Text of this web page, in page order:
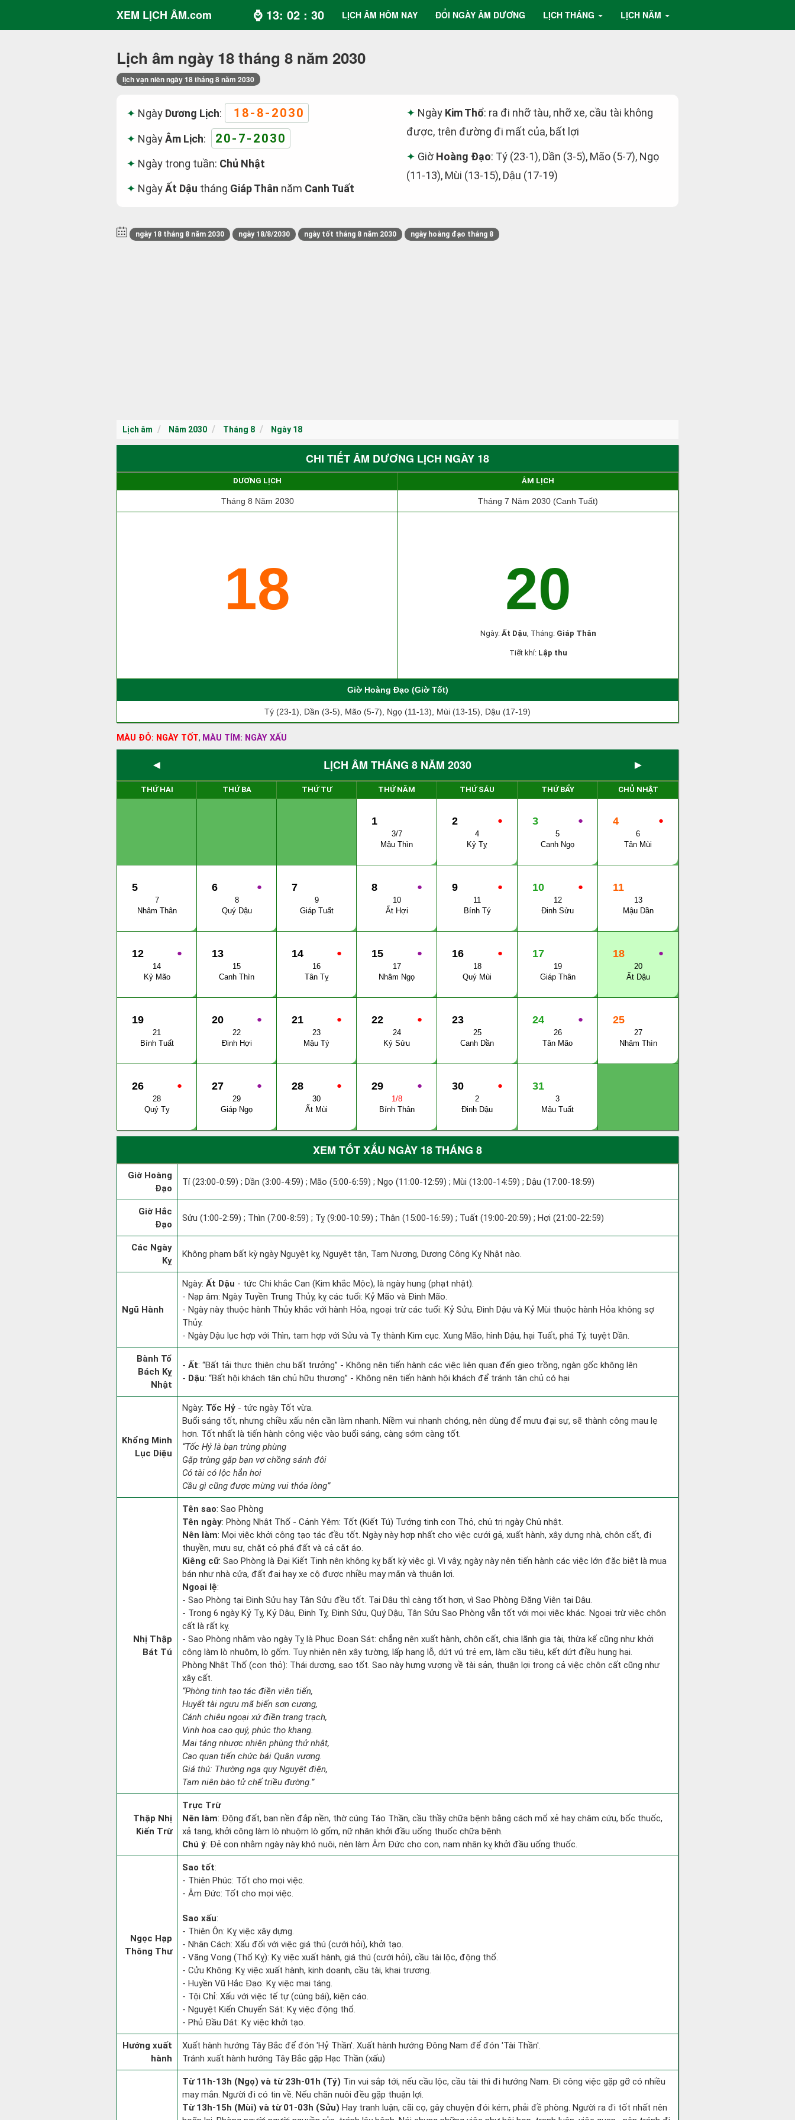
XEM LỊCH ÂM.com ⌚ 13: 02 : 31 LỊCH ÂM HÔM NAY ĐỔI NGÀY ÂM DƯƠNG LỊCH THÁNG LỊCH NĂM
Lịch âm ngày 18 tháng 8 năm 2030
lịch vạn niên ngày 18 tháng 8 năm 2030
Ngày Dương Lịch: 18-8-2030
NgàyÂm Lịch: 20-7-2030
Ngày trong tuần: Chủ Nhật
NgàyẤt Dậu tháng Giáp Thân năm Canh Tuất
Ngày Kim Thổ: ra đi nhỡ tàu, nhỡ xe, cầu tài không
được, trên đường đi mất của, bất lợi
Giờ Hoàng Đạo: Tý (23-1), Dần (3-5), Mão (5-7), Ngọ
(11-13), Mùi (13-15), Dậu (17-19)
ngày 18 tháng 8 năm 2030 ngày 18/8/2030 ngày tốt tháng 8 năm 2030 ngày hoàng đạo tháng 8
Lịch âm Năm 2030 Tháng 8 Ngày 18
CHI TIẾT ÂM DƯƠNG LỊCH NGÀY 18
DƯƠNG LỊCH ÂM LỊCH
Tháng 8 Năm 2030 Tháng 7 Năm 2030 (Canh Tuất)
18 20
Ngày: Ất Dậu, Tháng: Giáp Thân
Tiết khí: Lập thu
Giờ Hoàng Đạo (Giờ Tốt)
Tý (23-1), Dần (3-5), Mão (5-7), Ngọ (11-13), Mùi (13-15), Dậu (17-19)
MÀU ĐỎ: NGÀY TỐT, MÀU TÍM: NGÀY XẤU
◄ LỊCH ÂM THÁNG 8 NĂM 2030 ►
THỨ HAI THỨ BA THỨ TƯ THỨ NĂM THỨ SÁU THỨ BẨY CHỦ NHẬT
1
3/7
Mậu Thìn
●
2
4
Kỷ Tỵ
●
3
5
Canh Ngọ
●
4
6
Tân Mùi
5
7
Nhâm Thân
●
6
8
Quý Dậu
7
9
Giáp Tuất
●
8
10
Ất Hợi
●
9
11
Bính Tý
●
10
12
Đinh Sửu
11
13
Mậu Dần
●
12
14
Kỷ Mão
13
15
Canh Thìn
●
14
16
Tân Tỵ
●
15
17
Nhâm Ngọ
●
16
18
Quý Mùi
17
19
Giáp Thân
●
18
20
Ất Dậu
19
21
Bính Tuất
●
20
22
Đinh Hợi
●
21
23
Mậu Tý
●
22
24
Kỷ Sửu
23
25
Canh Dần
●
24
26
Tân Mão
25
27
Nhâm Thìn
●
26
28
Quý Tỵ
●
27
29
Giáp Ngọ
●
28
30
Ất Mùi
●
29
1/8
Bính Thân
●
30
2
Đinh Dậu
31
3
Mậu Tuất
XEM TỐT XẤU NGÀY 18 THÁNG 8
Giờ Hoàng
Đạo
Tí (23:00-0:59) ; Dần (3:00-4:59) ; Mão (5:00-6:59) ; Ngọ (11:00-12:59) ; Mùi (13:00-14:59) ; Dậu (17:00-18:59)
Giờ Hắc
Đạo
Sửu (1:00-2:59) ; Thìn (7:00-8:59) ; Tỵ (9:00-10:59) ; Thân (15:00-16:59) ; Tuất (19:00-20:59) ; Hợi (21:00-22:59)
Các Ngày
Kỵ
Không phạm bất kỳ ngày Nguyệt kỵ, Nguyệt tận, Tam Nương, Dương Công Kỵ Nhật nào.
Ngũ Hành
Ngày: Ất Dậu - tức Chi khắc Can (Kim khắc Mộc), là ngày hung (phạt nhật).
- Nạp âm: Ngày Tuyền Trung Thủy, kỵ các tuổi: Kỷ Mão và Đinh Mão.
- Ngày này thuộc hành Thủy khắc với hành Hỏa, ngoại trừ các tuổi: Kỷ Sửu, Đinh Dậu và Kỷ Mùi thuộc hành Hỏa không sợ
Thủy.
- Ngày Dậu lục hợp với Thìn, tam hợp với Sửu và Tỵ thành Kim cục. Xung Mão, hình Dậu, hại Tuất, phá Tý, tuyệt Dần.
Bành Tổ
Bách Kỵ
Nhật
- Ất: “Bất tải thực thiên chu bất trưởng” - Không nên tiến hành các việc liên quan đến gieo trồng, ngàn gốc không lên
- Dậu: “Bất hội khách tân chủ hữu thương” - Không nên tiến hành hội khách để tránh tân chủ có hại
Khổng Minh
Lục Diệu
Ngày: Tốc Hỷ - tức ngày Tốt vừa.
Buổi sáng tốt, nhưng chiều xấu nên cần làm nhanh. Niềm vui nhanh chóng, nên dùng để mưu đại sự, sẽ thành công mau lẹ
hơn. Tốt nhất là tiến hành công việc vào buổi sáng, càng sớm càng tốt.
“Tốc Hỷ là bạn trùng phùng
Gặp trùng gặp bạn vợ chồng sánh đôi
Có tài có lộc hẳn hoi
Cầu gì cũng được mừng vui thỏa lòng”
Nhị Thập
Bát Tú
Tên sao: Sao Phòng
Tên ngày: Phòng Nhật Thố - Cảnh Yêm: Tốt (Kiết Tú) Tướng tinh con Thỏ, chủ trị ngày Chủ nhật.
Nên làm: Mọi việc khởi công tạo tác đều tốt. Ngày này hợp nhất cho việc cưới gả, xuất hành, xây dựng nhà, chôn cất, đi
thuyền, mưu sự, chặt cỏ phá đất và cả cắt áo.
Kiêng cữ: Sao Phòng là Đại Kiết Tinh nên không kỵ bất kỳ việc gì. Vì vậy, ngày này nên tiến hành các việc lớn đặc biệt là mua
bán như nhà cửa, đất đai hay xe cộ được nhiều may mắn và thuận lợi.
Ngoại lệ:
- Sao Phòng tại Đinh Sửu hay Tân Sửu đều tốt. Tại Dậu thì càng tốt hơn, vì Sao Phòng Đăng Viên tại Dậu.
- Trong 6 ngày Kỷ Tỵ, Kỷ Dậu, Đinh Tỵ, Đinh Sửu, Quý Dậu, Tân Sửu Sao Phòng vẫn tốt với mọi việc khác. Ngoại trừ việc chôn
cất là rất kỵ.
- Sao Phòng nhằm vào ngày Tỵ là Phục Đoạn Sát: chẳng nên xuất hành, chôn cất, chia lãnh gia tài, thừa kế cũng như khởi
công làm lò nhuộm, lò gốm. Tuy nhiên nên xây tường, lấp hang lỗ, dứt vú trẻ em, làm cầu tiêu, kết dứt điều hung hại.
Phòng Nhật Thố (con thỏ): Thái dương, sao tốt. Sao này hưng vượng về tài sản, thuận lợi trong cả việc chôn cất cũng như
xây cất.
“Phòng tinh tạo tác điền viên tiến,
Huyết tài ngưu mã biến sơn cương,
Cánh chiêu ngoại xứ điền trang trạch,
Vinh hoa cao quý, phúc thọ khang.
Mai táng nhược nhiên phùng thử nhật,
Cao quan tiến chức bái Quân vương.
Giá thú: Thường nga quy Nguyệt điện,
Tam niên bào tử chế triều đường.”
Thập Nhị
Kiến Trừ
Trực Trừ
Nên làm: Động đất, ban nền đắp nền, thờ cúng Táo Thần, cầu thầy chữa bệnh bằng cách mổ xẻ hay châm cứu, bốc thuốc,
xả tang, khởi công làm lò nhuộm lò gốm, nữ nhân khởi đầu uống thuốc chữa bệnh.
Chú ý: Đẻ con nhằm ngày này khó nuôi, nên làm Âm Đức cho con, nam nhân kỵ khởi đầu uống thuốc.
Ngọc Hạp
Thông Thư
Sao tốt:
- Thiên Phúc: Tốt cho mọi việc.
- Âm Đức: Tốt cho mọi việc.
Sao xấu:
- Thiên Ôn: Kỵ việc xây dựng.
- Nhân Cách: Xấu đối với việc giá thú (cưới hỏi), khởi tạo.
- Vãng Vong (Thổ Kỵ): Kỵ việc xuất hành, giá thú (cưới hỏi), cầu tài lộc, động thổ.
- Cửu Không: Kỵ việc xuất hành, kinh doanh, cầu tài, khai trương.
- Huyền Vũ Hắc Đạo: Kỵ việc mai táng.
- Tội Chỉ: Xấu với việc tế tự (cúng bái), kiện cáo.
- Nguyệt Kiến Chuyển Sát: Kỵ việc động thổ.
- Phủ Đầu Dát: Kỵ việc khởi tạo.
Hướng xuất
hành
Xuất hành hướng Tây Bắc để đón 'Hỷ Thần'. Xuất hành hướng Đông Nam để đón 'Tài Thần'.
Tránh xuất hành hướng Tây Bắc gặp Hạc Thần (xấu)
Từ 11h-13h (Ngọ) và từ 23h-01h (Tý) Tin vui sắp tới, nếu cầu lộc, cầu tài thì đi hướng Nam. Đi công việc gặp gỡ có nhiều
may mắn. Người đi có tin về. Nếu chăn nuôi đều gặp thuận lợi.
Từ 13h-15h (Mùi) và từ 01-03h (Sửu) Hay tranh luận, cãi cọ, gây chuyện đói kém, phải đề phòng. Người ra đi tốt nhất nên